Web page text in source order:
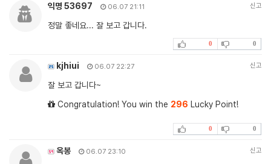
익명 53697 06.07 21:11 신고
정말 좋네요... 잘 보고 갑니다.
0 0
kjhiui 06.07 22:27 신고
잘 보고 갑니다~
Congratulation! You win the 296 Lucky Point!
0 0
옥봉 06.07 23:10 신고